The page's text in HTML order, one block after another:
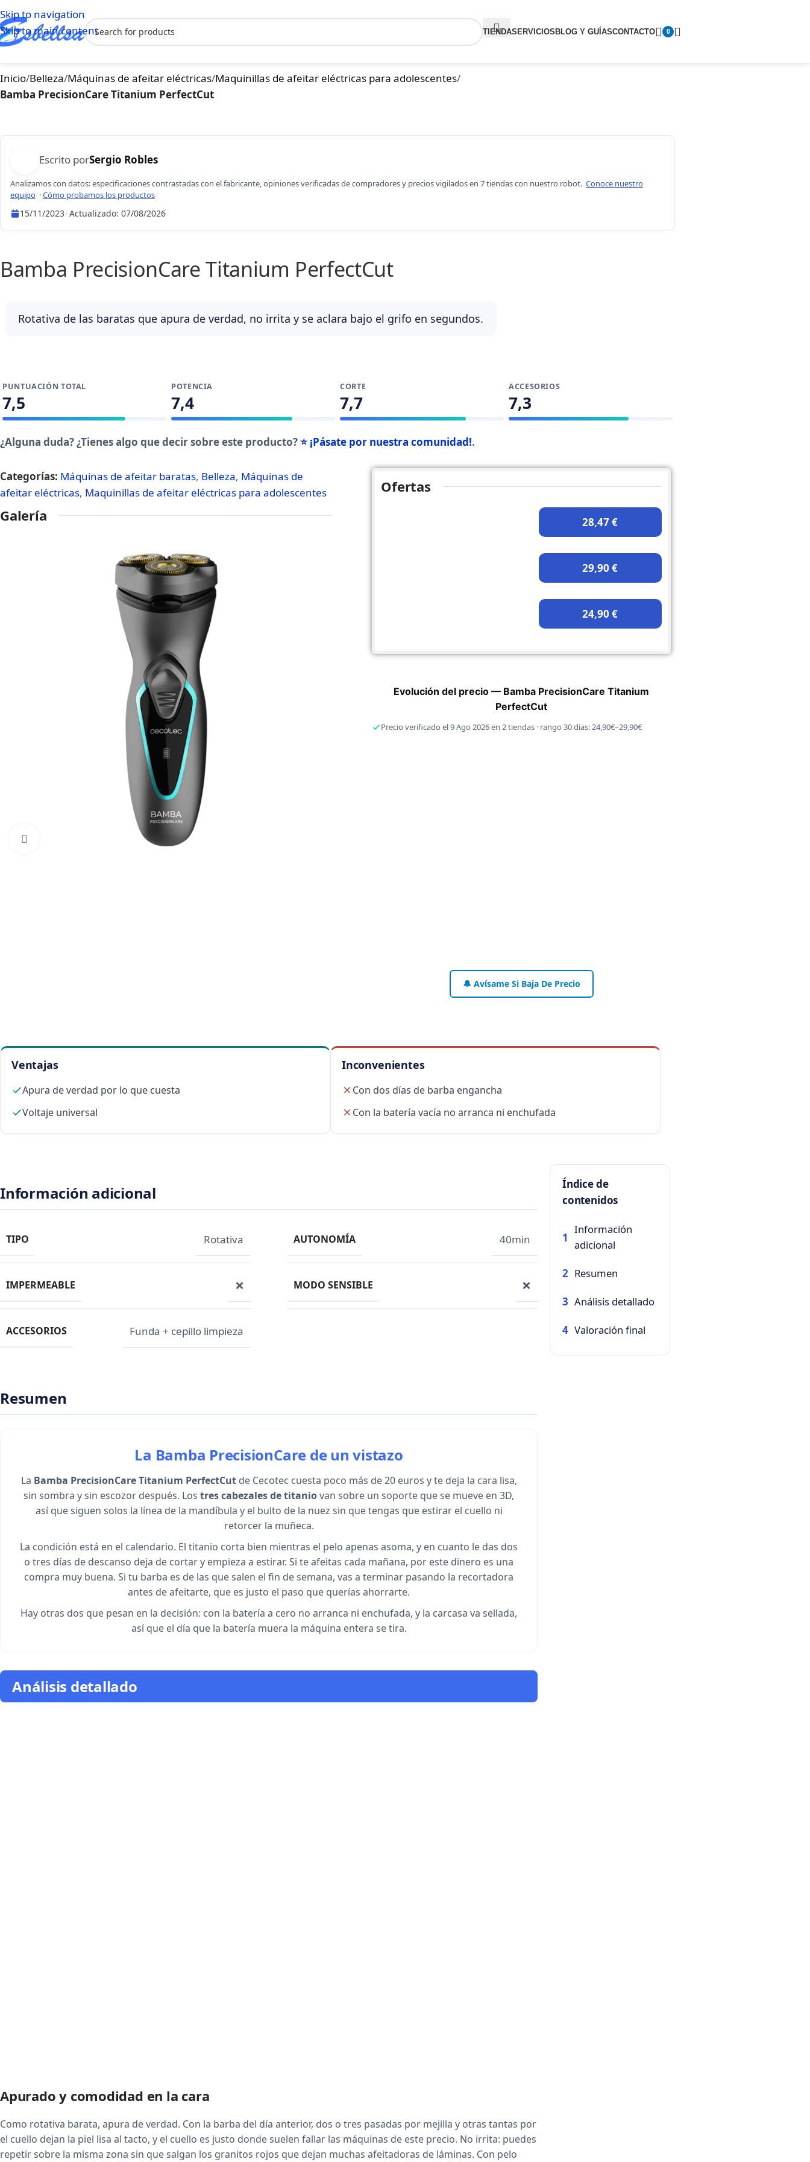
Skip to navigation
Skip to main content
TIENDASERVICIOSBLOG Y GUÍASCONTACTO 0
Inicio/Belleza/Máquinas de afeitar eléctricas/Maquinillas de afeitar eléctricas para adolescentes/
Bamba PrecisionCare Titanium PerfectCut
Escrito porSergio Robles
Analizamos con datos: especificaciones contrastadas con el fabricante, opiniones verificadas de compradores y precios vigilados en 7 tiendas con nuestro robot. Conoce nuestro
equipo ·Cómo probamos los productos
15/11/2023·Actualizado: 07/08/2026
Bamba PrecisionCare Titanium PerfectCut
Rotativa de las baratas que apura de verdad, no irrita y se aclara bajo el grifo en segundos.
PUNTUACIÓN TOTAL
7,5
POTENCIA
7,4
CORTE
7,7
ACCESORIOS
7,3
¿Alguna duda? ¿Tienes algo que decir sobre este producto?⭐ ¡Pásate por nuestra comunidad!.
Categorías: Máquinas de afeitar baratas, Belleza, Máquinas de
afeitar eléctricas, Maquinillas de afeitar eléctricas para adolescentes
Galería
Ofertas
28,47 €
29,90 €
24,90 €
Evolución del precio — Bamba PrecisionCare Titanium
PerfectCut
Precio verificado el 9 Ago 2026 en 2 tiendas · rango 30 días: 24,90€–29,90€
🔔 Avísame Si Baja De Precio
Ventajas
Apura de verdad por lo que cuesta
Voltaje universal
Inconvenientes
Con dos días de barba engancha
Con la batería vacía no arranca ni enchufada
Información adicional
TIPO Rotativa AUTONOMÍA 40min
IMPERMEABLE ❌ MODO SENSIBLE ❌
ACCESORIOS Funda + cepillo limpieza
Resumen
La Bamba PrecisionCare de un vistazo
La Bamba PrecisionCare Titanium PerfectCutde Cecotec cuesta poco más de 20 euros y te deja la cara lisa,
sin sombra y sin escozor después. Los tres cabezales de titaniovan sobre un soporte que se mueve en 3D,
así que siguen solos la línea de la mandíbula y el bulto de la nuez sin que tengas que estirar el cuello ni
retorcer la muñeca.
La condición está en el calendario. El titanio corta bien mientras el pelo apenas asoma, y en cuanto le das dos
o tres días de descanso deja de cortar y empieza a estirar. Si te afeitas cada mañana, por este dinero es una
compra muy buena. Si tu barba es de las que salen el fin de semana, vas a terminar pasando la recortadora
antes de afeitarte, que es justo el paso que querías ahorrarte.
Hay otras dos que pesan en la decisión: con la batería a cero no arranca ni enchufada, y la carcasa va sellada,
así que el día que la batería muera la máquina entera se tira.
Análisis detallado
Apurado y comodidad en la cara
Como rotativa barata, apura de verdad. Con la barba del día anterior, dos o tres pasadas por mejilla y otras tantas por
el cuello dejan la piel lisa al tacto, y el cuello es justo donde suelen fallar las máquinas de este precio. No irrita: puedes
repetir sobre la misma zona sin que salgan los granitos rojos que dejan muchas afeitadoras de láminas. Con pelo
Índice de
contenidos
1
Información
adicional
2 Resumen
3 Análisis detallado
4 Valoración final